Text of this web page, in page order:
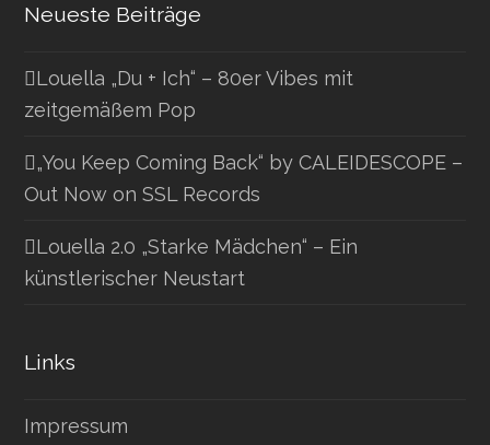
Neueste Beiträge
Louella „Du + Ich“ – 80er Vibes mit
zeitgemäßem Pop
„You Keep Coming Back“ by CALEIDESCOPE –
Out Now on SSL Records
Louella 2.0 „Starke Mädchen“ – Ein
künstlerischer Neustart
Links
Impressum